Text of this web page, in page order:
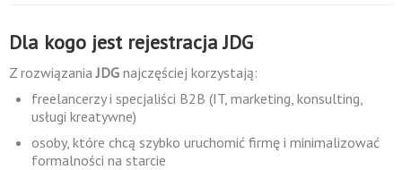
Dla kogo jest rejestracja JDG
Z rozwiązaniaJDG najczęściej korzystają:
freelancerzy i specjaliści B2B (IT, marketing, konsulting,
usługi kreatywne)
osoby, które chcą szybko uruchomić firmę i minimalizować
formalności na starcie